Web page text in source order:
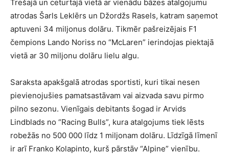
Trešajā un ceturtajā vietā ar vienādu bāzes atalgojumu
atrodas Šarls Leklērs un Džordžs Rasels, katram saņemot
aptuveni 34 miljonus dolāru. Tikmēr pašreizējais F1
čempions Lando Noriss no “McLaren” ierindojas piektajā
vietā ar 30 miljonu dolāru lielu algu.
Saraksta apakšgalā atrodas sportisti, kuri tikai nesen
pievienojušies pamatsastāvam vai aizvada savu pirmo
pilno sezonu. Vienīgais debitants šogad ir Arvids
Lindblads no “Racing Bulls”, kura atalgojums tiek lēsts
robežās no 500 000 līdz 1 miljonam dolāru. Līdzīgā līmenī
ir arī Franko Kolapinto, kurš pārstāv “Alpine” vienību.